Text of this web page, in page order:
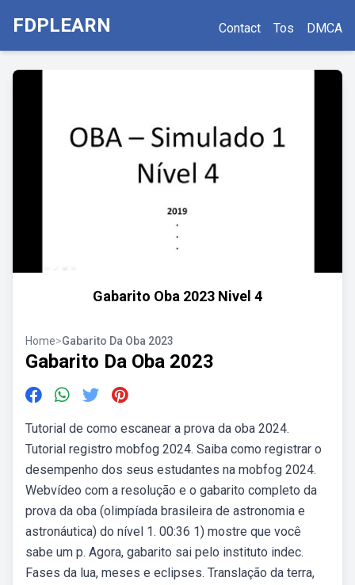
FDPLEARN Contact Tos DMCA
Gabarito Oba 2023 Nivel 4
Home>Gabarito Da Oba 2023
Gabarito Da Oba 2023
Tutorial de como escanear a prova da oba 2024.
Tutorial registro mobfog 2024. Saiba como registrar o
desempenho dos seus estudantes na mobfog 2024.
Webvídeo com a resolução e o gabarito completo da
prova da oba (olimpíada brasileira de astronomia e
astronáutica) do nível 1. 00:36 1) mostre que você
sabe um p. Agora, gabarito sai pelo instituto indec.
Fases da lua, meses e eclipses. Translação da terra,